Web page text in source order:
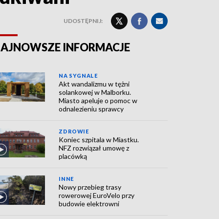
UDOSTĘPNIJ:
INFORMACJE
NA SYGNALE
Akt wandalizmu w tężni
solankowej w Malborku.
Miasto apeluje o pomoc w
odnalezieniu sprawcy
ZDROWIE
Koniec szpitala w Miastku.
NFZ rozwiązał umowę z
placówką
INNE
Nowy przebieg trasy
rowerowej EuroVelo przy
budowie elektrowni